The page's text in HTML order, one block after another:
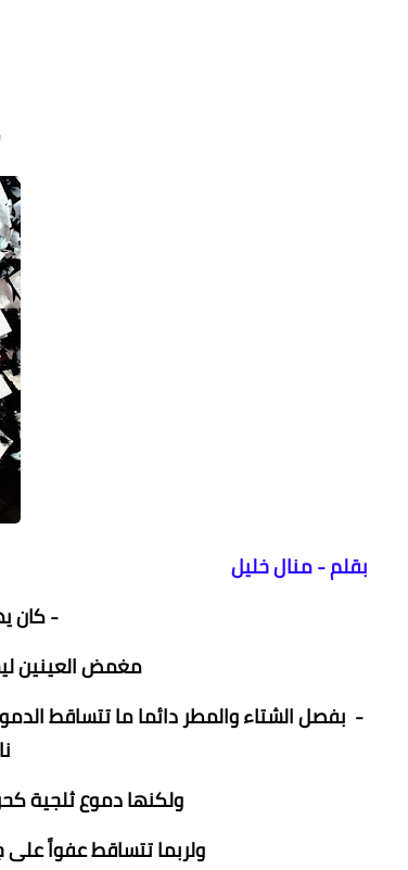
بقلم - منال خليل
- كان
مغمض العينين
- بفصل الشتاء والمطر دائما ما تتساقط
ولكنها دموع ثلجية
ولربما تتساقط عفواً